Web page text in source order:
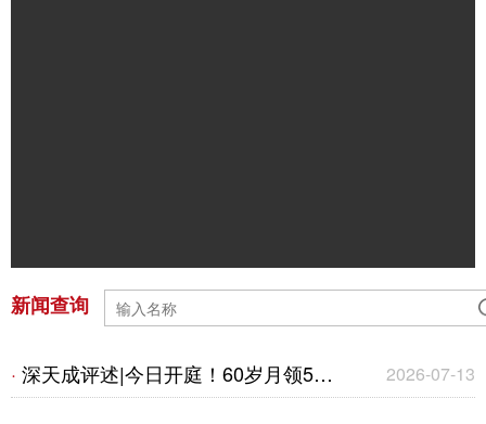
新闻查询
· 深天成评述|今日开庭！60岁月领50
2026-07-13